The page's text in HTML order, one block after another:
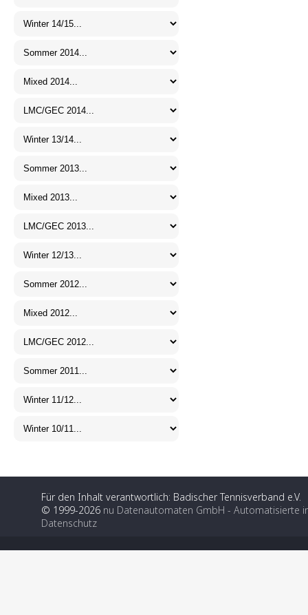
Für den Inhalt verantwortlich: Badischer Tennisverband e.V.
© 1999-2026 nu Datenautomaten GmbH - Automatisierte
Datenschutz